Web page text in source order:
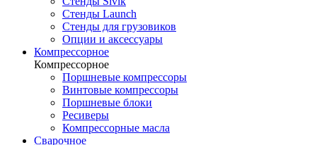
Стенды Launch
Стенды для грузовиков
Опции и аксессуары
Компрессорное
Компрессорное
Поршневые компрессоры
Винтовые компрессоры
Поршневые блоки
Ресиверы
Компрессорные масла
Сварочное